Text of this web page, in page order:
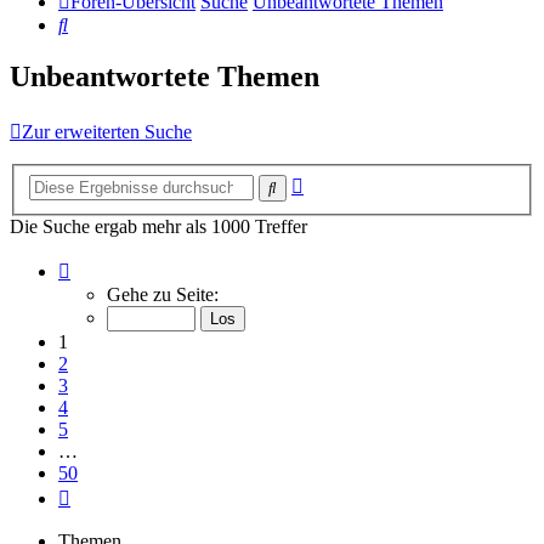
Suche
Unbeantwortete Themen
Zur erweiterten Suche
Suche
Die Suche ergab mehr als 1000 Treffer
von
Gehe zu Seite:
1
2
3
4
5
…
50